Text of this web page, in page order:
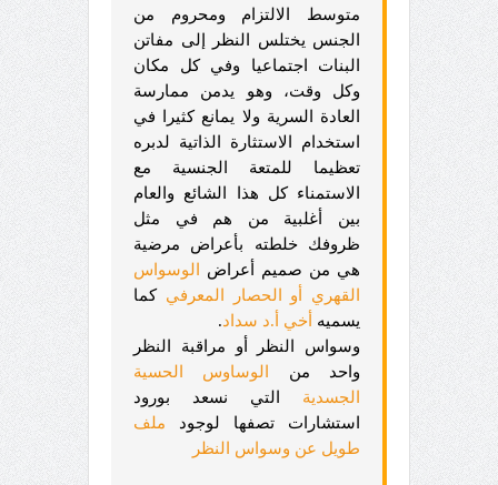
متوسط الالتزام ومحروم من
الجنس يختلس النظر إلى مفاتن
البنات اجتماعيا وفي كل مكان
وكل وقت، وهو يدمن ممارسة
العادة السرية ولا يمانع كثيرا في
استخدام الاستثارة الذاتية لدبره
تعظيما للمتعة الجنسية مع
الاستمناء كل هذا الشائع والعام
بين أغلبية من هم في مثل
ظروفك خلطته بأعراض مرضية
هي من صميم أعراض الوسواس
القهري أو الحصار المعرفي كما
يسميه أخي أ.د سداد.
وسواس النظر أو مراقبة النظر
واحد من
الوساوس الحسية
الجسدية التي نسعد بورود
استشارات تصفها لوجود ملف
طويل عن وسواس النظر